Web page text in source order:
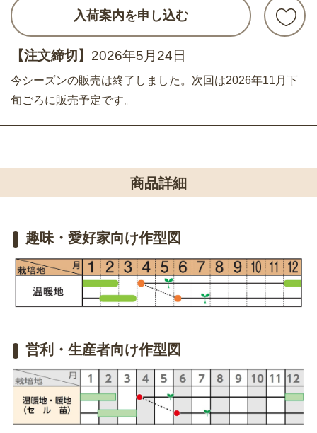
入荷案内を申し込む
【注文締切】 2026年5月24日
今シーズンの販売は終了しました。次回は2026年11月下
旬ごろに販売予定です。
商品詳細
趣味・愛好家向け作型図
営利・生産者向け作型図